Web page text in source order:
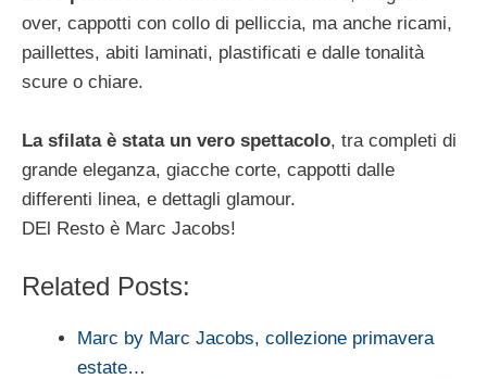
over, cappotti con collo di pelliccia, ma anche ricami,
paillettes, abiti laminati, plastificati e dalle tonalità
scure o chiare.
La sfilata è stata un vero spettacolo, tra completi di
grande eleganza, giacche corte, cappotti dalle
differenti linea, e dettagli glamour.
DEl Resto è Marc Jacobs!
Related Posts:
Marc by Marc Jacobs, collezione primavera
estate…